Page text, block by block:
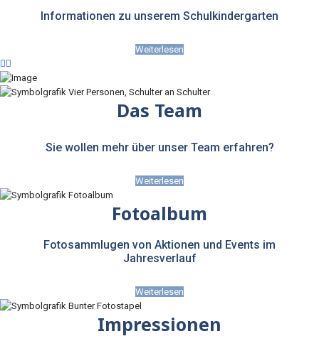
Informationen zu unserem Schulkindergarten
Weiterlesen
Das Team
Sie wollen mehr über unser Team erfahren?
Weiterlesen
Fotoalbum
Fotosammlugen von Aktionen und Events im
Jahresverlauf
Weiterlesen
Impressionen